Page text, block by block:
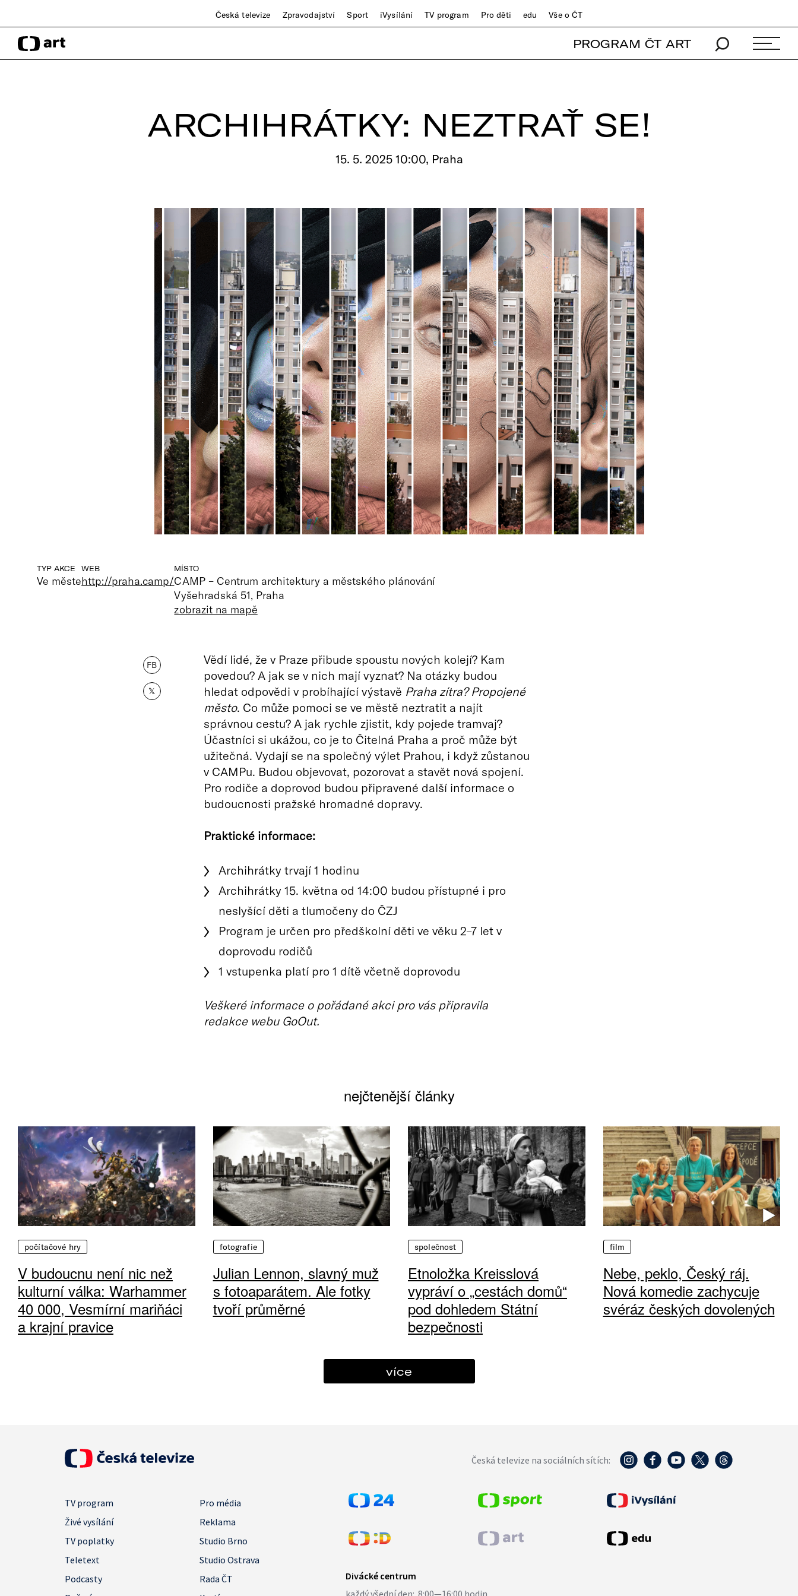
Česká televize Zpravodajství Sport iVysílání TV program Pro děti edu Vše o ČT
PROGRAM ČT ART
ARCHIHRÁTKY: NEZTRAŤ SE!
15. 5. 2025 10:00, Praha
TYP AKCE
Ve měste
WEB
http://praha.camp/
MÍSTO
CAMP – Centrum architektury a městského plánování
Vyšehradská 51, Praha
zobrazit na mapě
FB
𝕏
Vědí lidé, že v Praze přibude spoustu nových kolejí? Kam
povedou? A jak se v nich mají vyznat? Na otázky budou
hledat odpovědi v probíhající výstavě Praha zítra? Propojené
město. Co může pomoci se ve městě neztratit a najít
správnou cestu? A jak rychle zjistit, kdy pojede tramvaj?
Účastníci si ukážou, co je to Čitelná Praha a proč může být
užitečná. Vydají se na společný výlet Prahou, i když zůstanou
v CAMPu. Budou objevovat, pozorovat a stavět nová spojení.
Pro rodiče a doprovod budou připravené další informace o
budoucnosti pražské hromadné dopravy.
Praktické informace:
Archihrátky trvají 1 hodinu
Archihrátky 15. května od 14:00 budou přístupné i pro
neslyšící děti a tlumočeny do ČZJ
Program je určen pro předškolní děti ve věku 2–7 let v
doprovodu rodičů
1 vstupenka platí pro 1 dítě včetně doprovodu
Veškeré informace o pořádané akci pro vás připravila
redakce webu GoOut.
nejčtenější články
počítačové hry
V budoucnu není nic než
kulturní válka: Warhammer
40 000, Vesmírní mariňáci
a krajní pravice
fotografie
Julian Lennon, slavný muž
s fotoaparátem. Ale fotky
tvoří průměrné
společnost
Etnoložka Kreisslová
vypráví o „cestách domů“
pod dohledem Státní
bezpečnosti
film
Nebe, peklo, Český ráj.
Nová komedie zachycuje
svéráz českých dovolených
více
Česká televize na sociálních sítích:
TV program
Pro média
Živé vysílání
Reklama
TV poplatky
Studio Brno
Teletext
Studio Ostrava
Podcasty
Rada ČT